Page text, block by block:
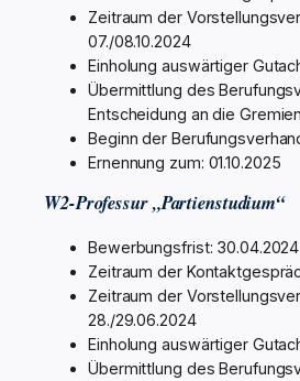
Zeitraum der
07./08.10.2024
Einholung auswärtiger
Übermittlung des
Entscheidung an die
Beginn der
Ernennung zum: 01.10.2025
W2-Professur „Partienstudium“
Bewerbungsfrist: 30.04.2024
Zeitraum der
Zeitraum der
28./29.06.2024
Einholung auswärtiger
Übermittlung des